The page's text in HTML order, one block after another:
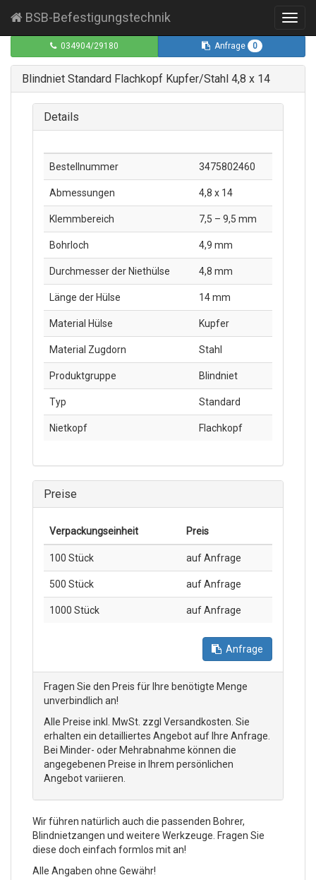
BSB-Befestigungstechnik
Blindniet Standard Flachkopf Kupfer/Stahl 4,8 x 14
Details
Bestellnummer 3475802460
Abmessungen 4,8 x 14
Klemmbereich 7,5 – 9,5 mm
Bohrloch 4,9 mm
Durchmesser der Niethülse 4,8 mm
Länge der Hülse 14 mm
Material Hülse Kupfer
Material Zugdorn Stahl
Produktgruppe Blindniet
Typ Standard
Nietkopf Flachkopf
Preise
Verpackungs­einheit Preis
100 Stück auf Anfrage
500 Stück auf Anfrage
1000 Stück auf Anfrage
Anfrage
Fragen Sie den Preis für Ihre benötigte Menge
unverbindlich an!
Alle Preise inkl. MwSt. zzgl Versandkosten. Sie
erhalten ein detailliertes Angebot auf Ihre Anfrage.
Bei Minder- oder Mehrabnahme können die
angegebenen Preise in Ihrem persönlichen
Angebot variieren.
Wir führen natürlich auch die passenden Bohrer,
Blindnietzangen und weitere Werkzeuge. Fragen Sie
diese doch einfach formlos mit an!
Alle Angaben ohne Gewähr!
034904/29180 Anfrage 0